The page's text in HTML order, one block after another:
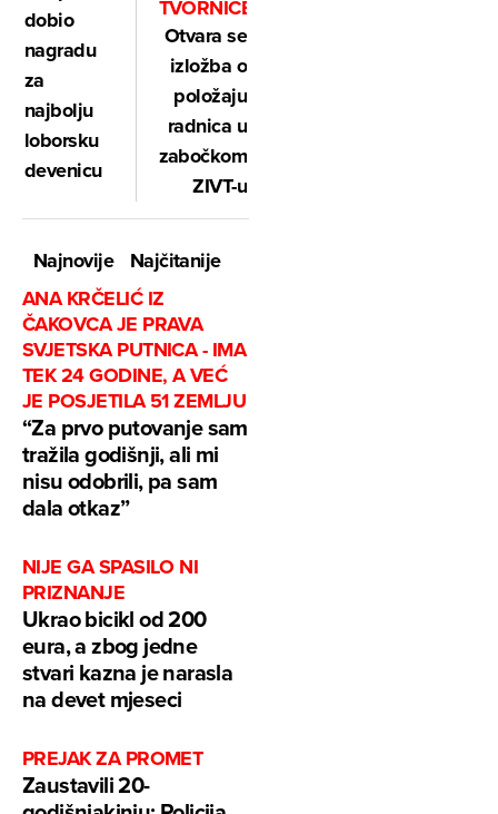
dobio
nagradu
za
najbolju
loborsku
devenicu
TVORNICE
Otvara se
izložba o
položaju
radnica u
zabočkom
ZIVT-u
Najnovije
Najčitanije
ANA KRČELIĆ IZ
ČAKOVCA JE PRAVA
SVJETSKA PUTNICA - IMA
TEK 24 GODINE, A VEĆ
JE POSJETILA 51 ZEMLJU
“Za prvo putovanje sam
tražila godišnji, ali mi
nisu odobrili, pa sam
dala otkaz”
NIJE GA SPASILO NI
PRIZNANJE
Ukrao bicikl od 200
eura, a zbog jedne
stvari kazna je narasla
na devet mjeseci
PREJAK ZA PROMET
Zaustavili 20-